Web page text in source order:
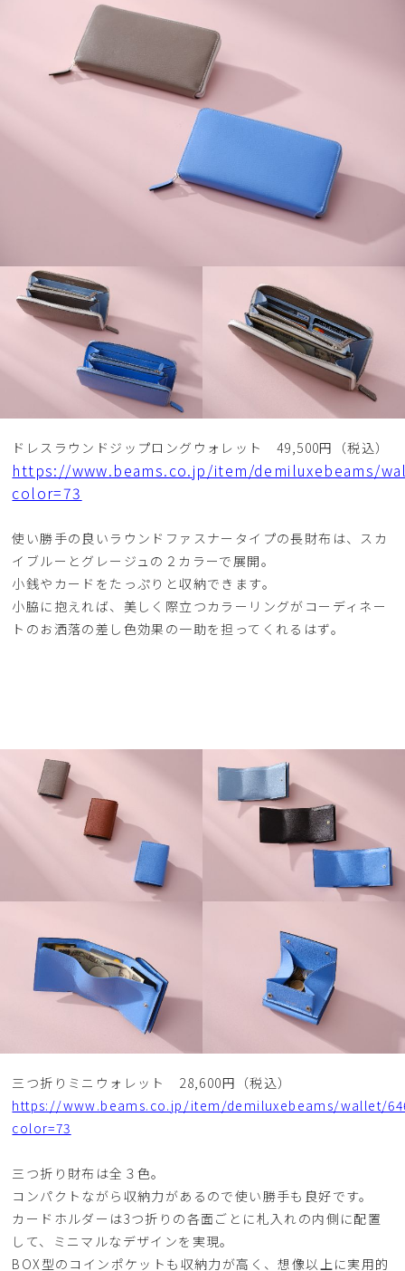
ドレスラウンドジップロングウォレット 49,500円（税込）
https://www.beams.co.jp/item/demiluxebeams/
color=73
使い勝手の良いラウンドファスナータイプの長財布は、スカ
イブルーとグレージュの２カラーで展開。
小銭やカードをたっぷりと収納できます。
小脇に抱えれば、美しく際立つカラーリングがコーディネー
トのお洒落の差し色効果の一助を担ってくれるはず。
三つ折りミニウォレット 28,600円（税込）
https://www.beams.co.jp/item/demiluxebeams/wallet/
color=73
三つ折り財布は全３色。
コンパクトながら収納力があるので使い勝手も良好です。
カードホルダーは3つ折りの各面ごとに札入れの内側に配置
して、ミニマルなデザインを実現。
BOX型のコインポケットも収納力が高く、想像以上に実用的